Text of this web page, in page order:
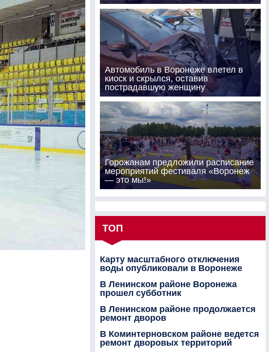
Автомобиль в Воронеже влетел в
киоск и скрылся, оставив
пострадавшую женщину
Горожанам предложили расписание
мероприятий фестиваля «Воронеж
— это мы!»
ТОП
Карту масштабного отключения
воды опубликовали в Воронеже
В Ленинском районе Воронежа
прошел субботник
В Ленинском районе продолжается
ремонт дворов
В Коминтерновском районе ведется
ремонт дворовых территорий